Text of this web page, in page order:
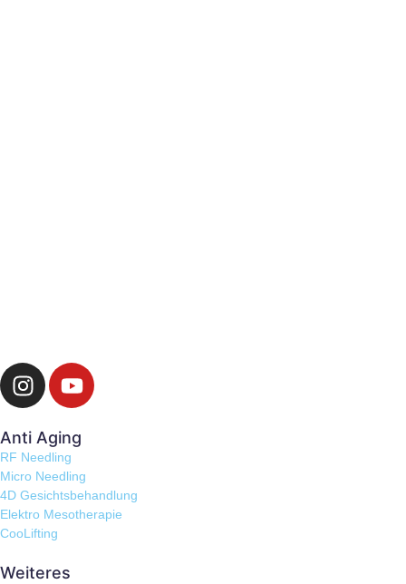
Anti Aging
RF Needling
Micro Needling
4D Gesichtsbehandlung
Elektro Mesotherapie
CooLifting
Weiteres